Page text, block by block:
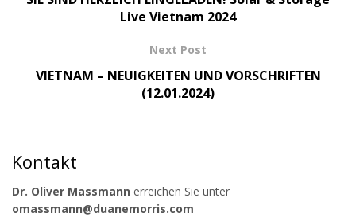
Live Vietnam 2024
Next Post
VIETNAM – NEUIGKEITEN UND VORSCHRIFTEN
(12.01.2024)
Kontakt
Dr. Oliver Massmann erreichen Sie unter
omassmann@duanemorris.com